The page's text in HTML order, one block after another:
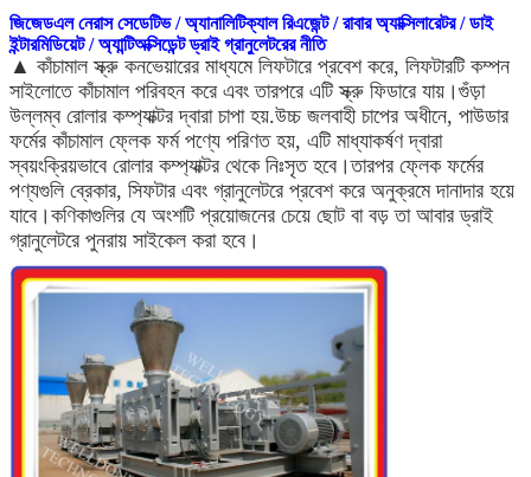
জিজেডএল নেরাস সেডেটিভ / অ্যানালিটিক্যাল রিএজেন্ট / রাবার অ্যাক্সিলারেটর / ডাই
ইন্টারমিডিয়েট / অ্যান্টিঅক্সিডেন্ট ড্রাই গ্রানুলেটরের নীতি
▲ কাঁচামাল স্ক্রু কনভেয়ারের মাধ্যমে লিফটারে প্রবেশ করে, লিফটারটি কম্পন
সাইলোতে কাঁচামাল পরিবহন করে এবং তারপরে এটি স্ক্রু ফিডারে যায়।গুঁড়া
উল্লম্ব রোলার কম্প্যাক্টর দ্বারা চাপা হয়.উচ্চ জলবাহী চাপের অধীনে, পাউডার
ফর্মের কাঁচামাল ফ্লেক ফর্ম পণ্যে পরিণত হয়, এটি মাধ্যাকর্ষণ দ্বারা
স্বয়ংক্রিয়ভাবে রোলার কম্প্যাক্টর থেকে নিঃসৃত হবে।তারপর ফ্লেক ফর্মের
পণ্যগুলি ব্রেকার, সিফটার এবং গ্রানুলেটরে প্রবেশ করে অনুক্রমে দানাদার হয়ে
যাবে।কণিকাগুলির যে অংশটি প্রয়োজনের চেয়ে ছোট বা বড় তা আবার ড্রাই
গ্রানুলেটরে পুনরায় সাইকেল করা হবে।